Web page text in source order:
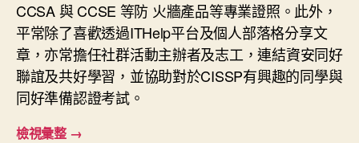
CCSA 與 CCSE 等防 火牆產品等專業證照。此外，
平常除了喜歡透過ITHelp平台及個人部落格分享文
章，亦常擔任社群活動主辦者及志工，連結資安同好
聯誼及共好學習，並協助對於CISSP有興趣的同學與
同好準備認證考試。
檢視彙整 →